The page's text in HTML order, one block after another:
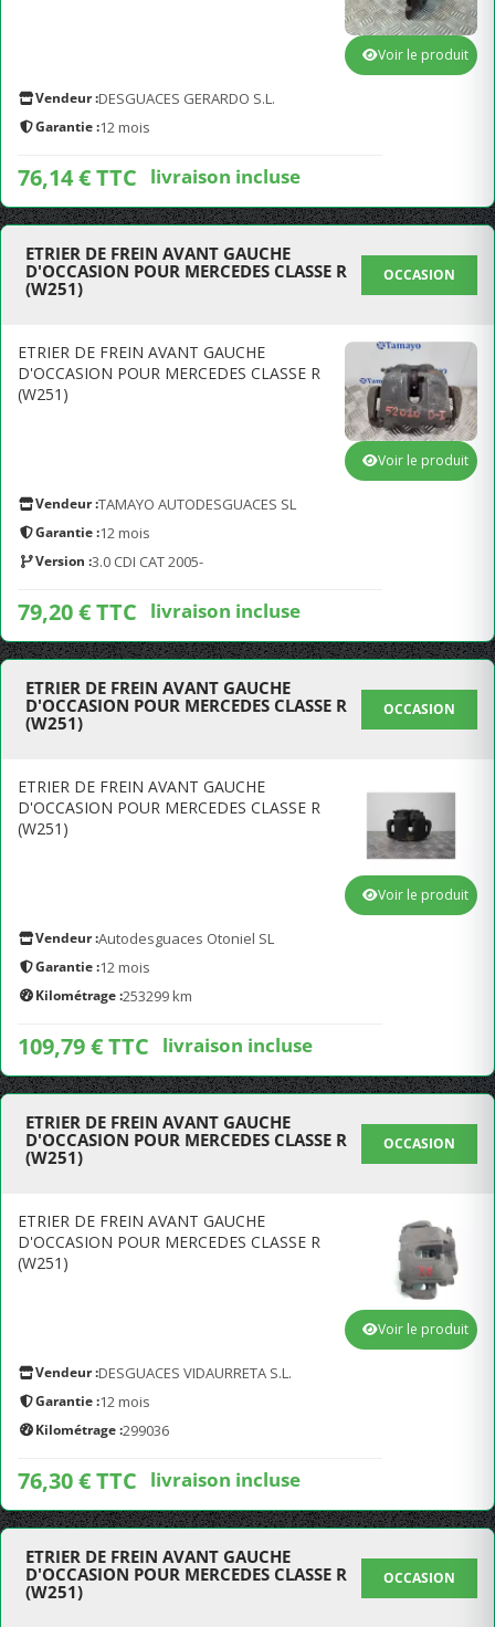
Vendeur :DESGUACES GERARDO S.L.
Garantie :12 mois
76,14 € TTC livraison incluse
Voir le produit
ETRIER DE FREIN AVANT GAUCHE
D'OCCASION POUR MERCEDES CLASSE R
(W251)
OCCASION
ETRIER DE FREIN AVANT GAUCHE
D'OCCASION POUR MERCEDES CLASSE R
(W251)
Vendeur :TAMAYO AUTODESGUACES SL
Garantie :12 mois
Version :3.0 CDI CAT 2005-
79,20 € TTC livraison incluse
Voir le produit
ETRIER DE FREIN AVANT GAUCHE
D'OCCASION POUR MERCEDES CLASSE R
(W251)
OCCASION
ETRIER DE FREIN AVANT GAUCHE
D'OCCASION POUR MERCEDES CLASSE R
(W251)
Vendeur :Autodesguaces Otoniel SL
Garantie :12 mois
Kilométrage :253299 km
109,79 € TTC livraison incluse
Voir le produit
ETRIER DE FREIN AVANT GAUCHE
D'OCCASION POUR MERCEDES CLASSE R
(W251)
OCCASION
ETRIER DE FREIN AVANT GAUCHE
D'OCCASION POUR MERCEDES CLASSE R
(W251)
Vendeur :DESGUACES VIDAURRETA S.L.
Garantie :12 mois
Kilométrage :299036
76,30 € TTC livraison incluse
Voir le produit
ETRIER DE FREIN AVANT GAUCHE
D'OCCASION POUR MERCEDES CLASSE R
(W251)
OCCASION